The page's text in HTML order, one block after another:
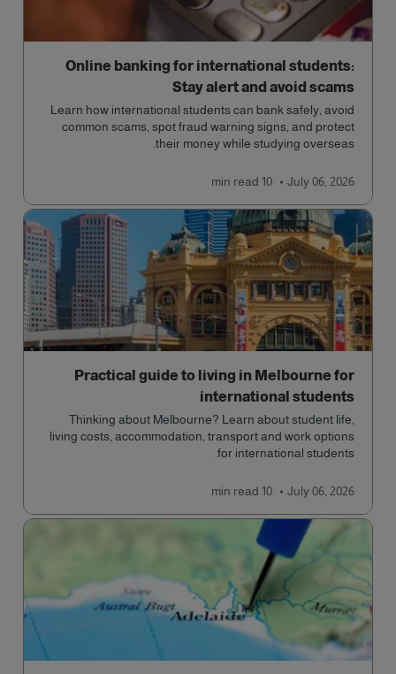
Online banking for international students:
Stay alert and avoid scams
Learn how international students can bank safely, avoid
common scams, spot fraud warning signs, and protect
their money while studying overseas.
July 06, 2026
10 min
read
Practical guide to living in Melbourne for
international students
Thinking about Melbourne? Learn about student life,
living costs, accommodation, transport and work options
for international students.
July 06, 2026
10 min
read